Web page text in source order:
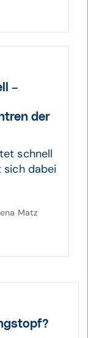
–
der
schnell
sich dabei
Matz